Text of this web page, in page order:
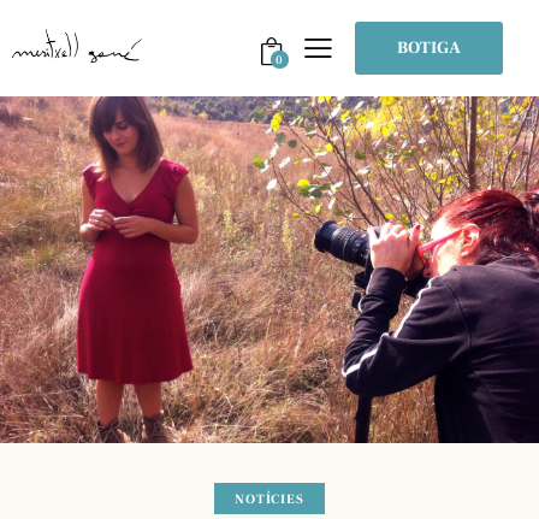
0 BOTIGA
NOTÍCIES